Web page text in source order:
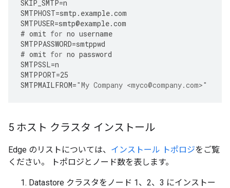
SKIP_SMTP=n
SMTPHOST=smtp . example.com
SMTPUSER=smtp@example.com
# omit for no username
SMTPPASSWORD=smtppwd
# omit for no password
SMTPSSL=n
SMTPPORT=25
SMTPMAILFROM="My Company <myco@company.com>"
5 ホスト クラスタ インストール
Edge のリストについては、 インストール トポロジをご覧
ください。 トポロジとノード数を表します。
Datastore クラスタをノード 1、2、3 にインストー